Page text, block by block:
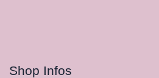
Shop Infos